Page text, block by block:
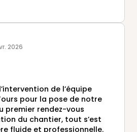
2026
de l’équipe
pour la pose de notre
premier rendez-vous
du chantier, tout s’est
fluide et professionnelle.